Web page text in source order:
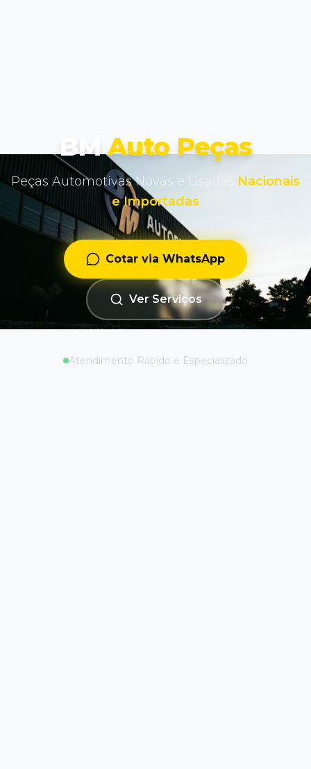
BM Auto Peças
Peças Automotivas Novas e Usadas Nacionais
e Importadas
Cotar via WhatsApp
Ver Serviços
Atendimento Rápido e Especializado